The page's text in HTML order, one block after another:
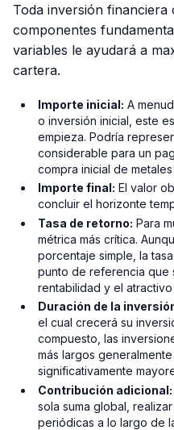
Toda inversión financiera
componentes
variables le ayudará a
cartera.
Importe inicial: A
o inversión inicial, este
empieza. Podría
considerable para un
compra inicial de
Importe final: El valor
concluir el horizonte
Tasa de retorno: Para
métrica más crítica.
porcentaje simple, la
punto de referencia que
rentabilidad y el
Duración de la
el cual crecerá su
compuesto, las
más largos
significativamente
Contribución adicional:
sola suma global,
periódicas a lo largo de